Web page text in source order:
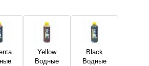
Yellow
Водные
Black
Водные